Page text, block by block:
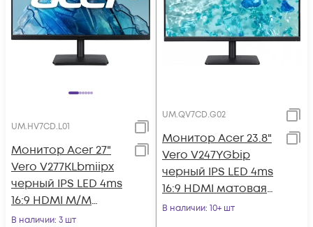
UM.HV7CD.L01
Монитор Acer 27"
Vero V277KLbmiipx
черный IPS LED 4ms
16:9 HDMI M/M
матовая 350cd
В наличии: 3 шт
UM.QV7CD.G02
Монитор Acer 23.8"
Vero V247YGbip
черный IPS LED 4ms
16:9 HDMI матовая
250cd 178гр/178гр
В наличии: 10+ шт